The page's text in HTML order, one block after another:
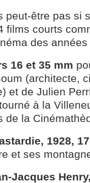
peut-être pas si
films courts
des années
16 et 35 mm
(architecte,
et de Julien
à la
de la
1928,
et ses
Jacques